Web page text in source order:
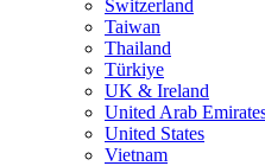
Switzerland
Taiwan
Thailand
Türkiye
UK & Ireland
United Arab
United States
Vietnam